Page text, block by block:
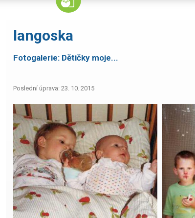
langoska
Fotogalerie: Dětičky moje...
Poslední úprava: 23. 10. 2015